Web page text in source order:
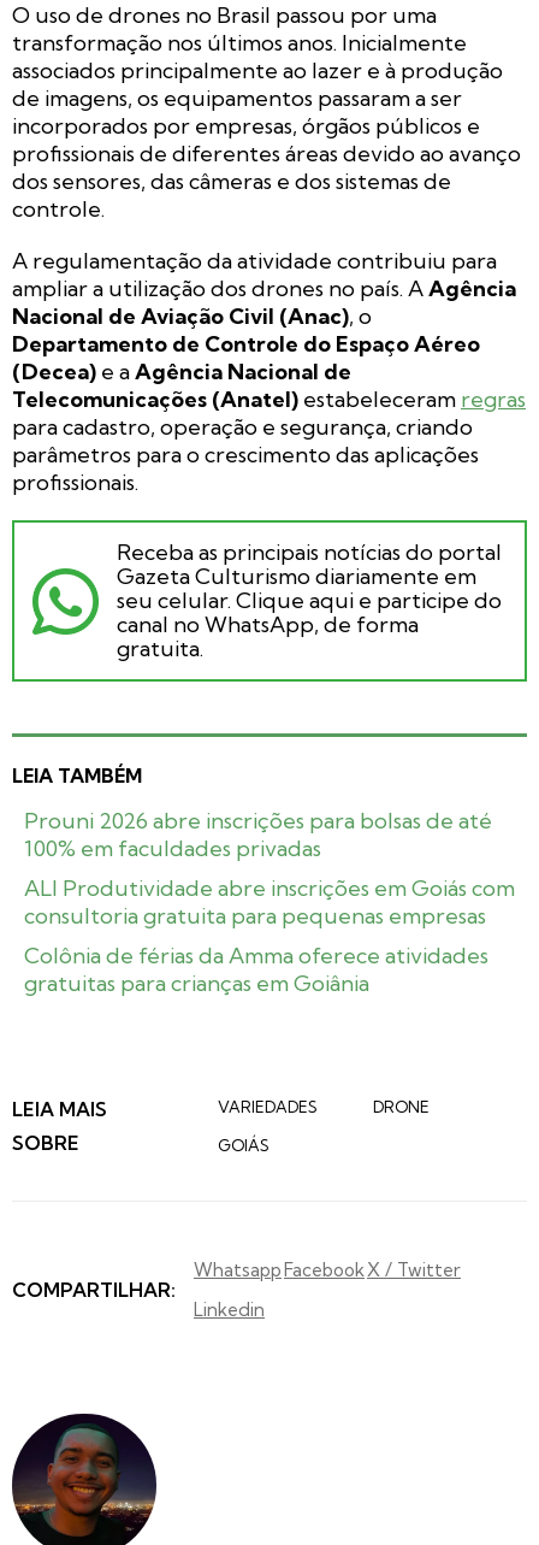
O uso de drones no Brasil passou por uma
transformação nos últimos anos. Inicialmente
associados principalmente ao lazer e à produção
de imagens, os equipamentos passaram a ser
incorporados por empresas, órgãos públicos e
profissionais de diferentes áreas devido ao avanço
dos sensores, das câmeras e dos sistemas de
controle.
A regulamentação da atividade contribuiu para
ampliar a utilização dos drones no país. AAgência
Nacional de Aviação Civil (Anac), o
Departamento de Controle do Espaço Aéreo
(Decea) e aAgência Nacional de
Telecomunicações (Anatel) estabeleceram regras
para cadastro, operação e segurança, criando
parâmetros para o crescimento das aplicações
profissionais.
Receba as principais notícias do portal
Gazeta Culturismo diariamente em
seu celular. Clique aqui e participe do
canal no WhatsApp, de forma
gratuita.
LEIA TAMBÉM
Prouni 2026 abre inscrições para bolsas de até
100% em faculdades privadas
ALI Produtividade abre inscrições em Goiás com
consultoria gratuita para pequenas empresas
Colônia de férias da Amma oferece atividades
gratuitas para crianças em Goiânia
LEIA MAIS
SOBRE
VARIEDADES
DRONE
GOIÁS
COMPARTILHAR:
WhatsappFacebookX / Twitter
Linkedin